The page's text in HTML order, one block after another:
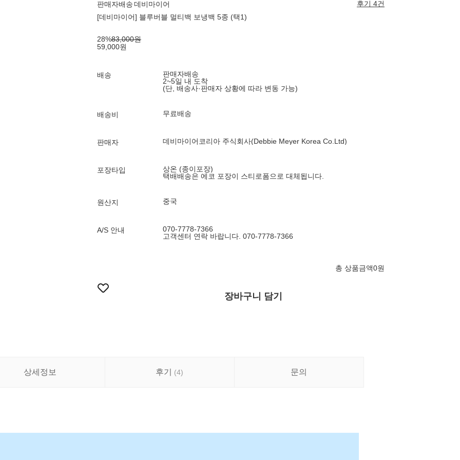
판매자배송데비마이어
후기 4건
[데비마이어] 블루버블 멀티백 보냉백 5종 (택1)
28%83,000원
59,000원
배송
판매자배송
2~5일 내 도착
(단, 배송사·판매자 상황에 따라 변동 가능)
배송비 무료배송
판매자 데비마이어코리아 주식회사(Debbie Meyer Korea Co.Ltd)
포장타입
상온 (종이포장)
택배배송은 에코 포장이 스티로폼으로 대체됩니다.
원산지 중국
A/S 안내
070-7778-7366
고객센터 연락 바랍니다. 070-7778-7366
총 상품금액0원
장바구니 담기
상세정보 후기 (4) 문의